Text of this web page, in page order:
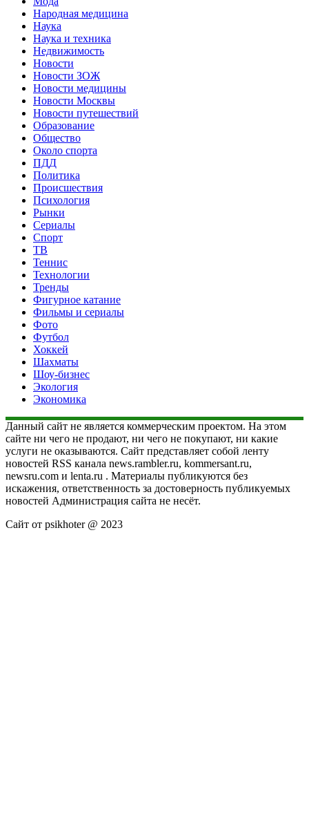
Народная медицина
Наука
Наука и техника
Недвижимость
Новости
Новости ЗОЖ
Новости медицины
Новости Москвы
Новости путешествий
Образование
Общество
Около спорта
ПДД
Политика
Происшествия
Психология
Рынки
Сериалы
Спорт
ТВ
Теннис
Технологии
Тренды
Фигурное катание
Фильмы и сериалы
Фото
Футбол
Хоккей
Шахматы
Шоу-бизнес
Экология
Экономика
Данный сайт не является коммерческим проектом. На этом
сайте ни чего не продают, ни чего не покупают, ни какие
услуги не оказываются. Сайт представляет собой ленту
новостей RSS канала news.rambler.ru, kommersant.ru,
newsru.com и lenta.ru . Материалы публикуются без
искажения, ответственность за достоверность публикуемых
новостей Администрация сайта не несёт.
Сайт от psikhoter @ 2023